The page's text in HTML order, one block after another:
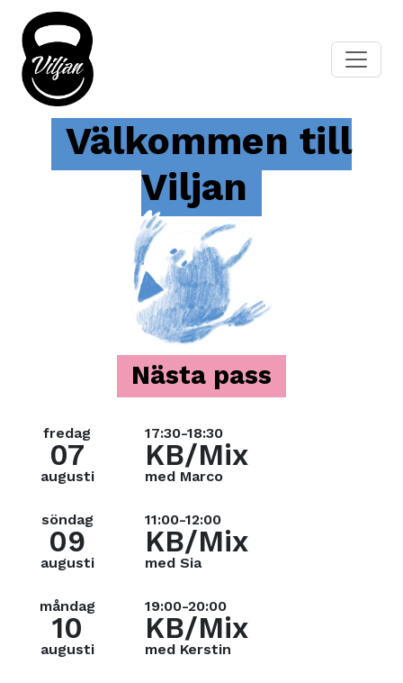
Välkommen till
Viljan
Nästa pass
fredag
07
augusti
17:30-18:30
KB/Mix
med Marco
söndag
09
augusti
11:00-12:00
KB/Mix
med Sia
måndag
10
augusti
19:00-20:00
KB/Mix
med Kerstin